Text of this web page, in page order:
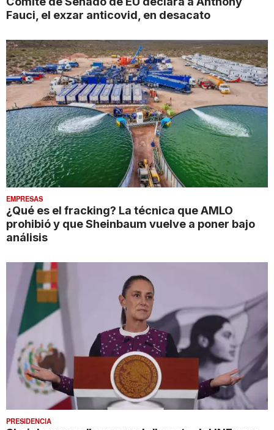
Fauci, el exzar anticovid, en desacato
EMPRESAS
¿Qué es el fracking? La técnica que AMLO
prohibió y que Sheinbaum vuelve a poner bajo
análisis
PRESIDENCIA